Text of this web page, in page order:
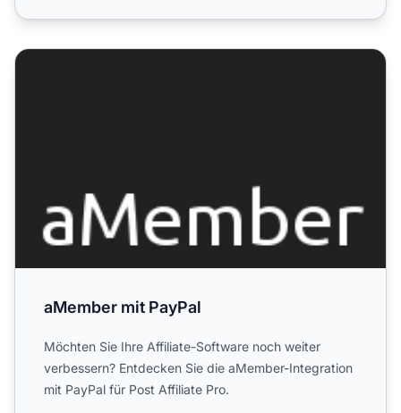
aMember mit PayPal
aMember mit PayPal
Möchten Sie Ihre Affiliate-Software noch weiter
verbessern? Entdecken Sie die aMember-Integration
mit PayPal für Post Affiliate Pro.